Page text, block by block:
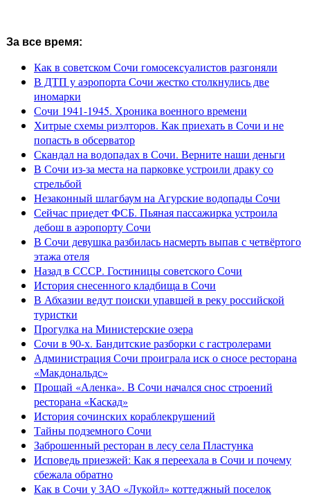
За все время:
Как в советском Сочи гомосексуалистов разгоняли
В ДТП у аэропорта Сочи жестко столкнулись две
иномарки
Сочи 1941-1945. Хроника военного времени
Хитрые схемы риэлторов. Как приехать в Сочи и не
попасть в обсерватор
Скандал на водопадах в Сочи. Верните наши деньги
В Сочи из-за места на парковке устроили драку со
стрельбой
Незаконный шлагбаум на Агурские водопады Сочи
Сейчас приедет ФСБ. Пьяная пассажирка устроила
дебош в аэропорту Сочи
В Сочи девушка разбилась насмерть выпав с четвёртого
этажа отеля
Назад в СССР. Гостиницы советского Сочи
История снесенного кладбища в Сочи
В Абхазии ведут поиски упавшей в реку российской
туристки
Прогулка на Министерские озера
Сочи в 90-х. Бандитские разборки с гастролерами
Администрация Сочи проиграла иск о сносе ресторана
«Макдональдс»
Прощай «Аленка». В Сочи начался снос строений
ресторана «Каскад»
История сочинских кораблекрушений
Тайны подземного Сочи
Заброшенный ресторан в лесу села Пластунка
Исповедь приезжей: Как я переехала в Сочи и почему
сбежала обратно
Как в Сочи у ЗАО «Лукойл» коттеджный поселок